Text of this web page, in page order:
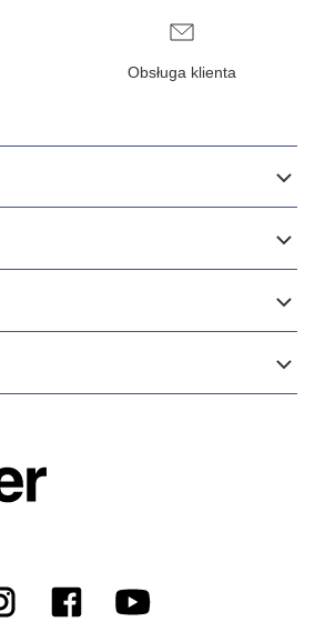
Obsługa klienta